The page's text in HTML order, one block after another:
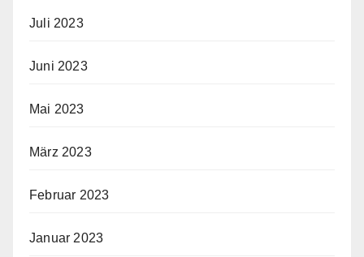
Juli 2023
Juni 2023
Mai 2023
März 2023
Februar 2023
Januar 2023